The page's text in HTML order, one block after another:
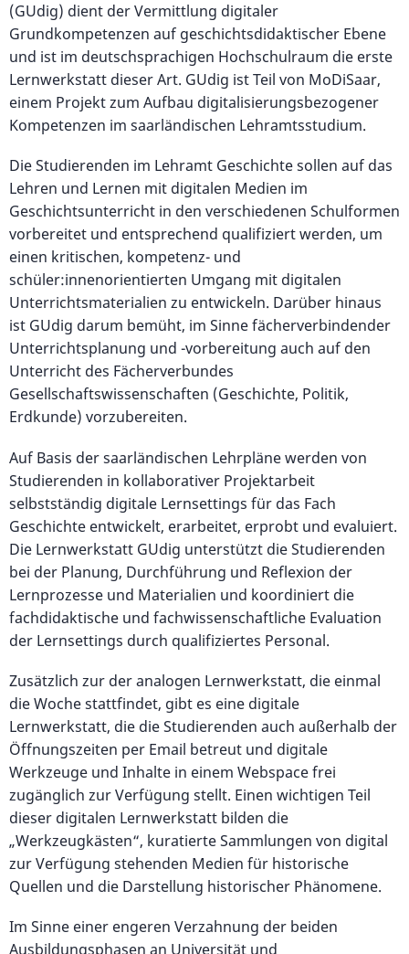
(GUdig) dient der Vermittlung digitaler
Grundkompetenzen auf geschichtsdidaktischer Ebene
und ist im deutschsprachigen Hochschulraum die erste
Lernwerkstatt dieser Art. GUdig ist Teil von MoDiSaar,
einem Projekt zum Aufbau digitalisierungsbezogener
Kompetenzen im saarländischen Lehramtsstudium.
Die Studierenden im Lehramt Geschichte sollen auf das
Lehren und Lernen mit digitalen Medien im
Geschichtsunterricht in den verschiedenen Schulformen
vorbereitet und entsprechend qualifiziert werden, um
einen kritischen, kompetenz- und
schüler:innenorientierten Umgang mit digitalen
Unterrichtsmaterialien zu entwickeln. Darüber hinaus
ist GUdig darum bemüht, im Sinne fächerverbindender
Unterrichtsplanung und -vorbereitung auch auf den
Unterricht des Fächerverbundes
Gesellschaftswissenschaften (Geschichte, Politik,
Erdkunde) vorzubereiten.
Auf Basis der saarländischen Lehrpläne werden von
Studierenden in kollaborativer Projektarbeit
selbstständig digitale Lernsettings für das Fach
Geschichte entwickelt, erarbeitet, erprobt und evaluiert.
Die Lernwerkstatt GUdig unterstützt die Studierenden
bei der Planung, Durchführung und Reflexion der
Lernprozesse und Materialien und koordiniert die
fachdidaktische und fachwissenschaftliche Evaluation
der Lernsettings durch qualifiziertes Personal.
Zusätzlich zur der analogen Lernwerkstatt, die einmal
die Woche stattfindet, gibt es eine digitale
Lernwerkstatt, die die Studierenden auch außerhalb der
Öffnungszeiten per Email betreut und digitale
Werkzeuge und Inhalte in einem Webspace frei
zugänglich zur Verfügung stellt. Einen wichtigen Teil
dieser digitalen Lernwerkstatt bilden die
„Werkzeugkästen“, kuratierte Sammlungen von digital
zur Verfügung stehenden Medien für historische
Quellen und die Darstellung historischer Phänomene.
Im Sinne einer engeren Verzahnung der beiden
Ausbildungsphasen an Universität und